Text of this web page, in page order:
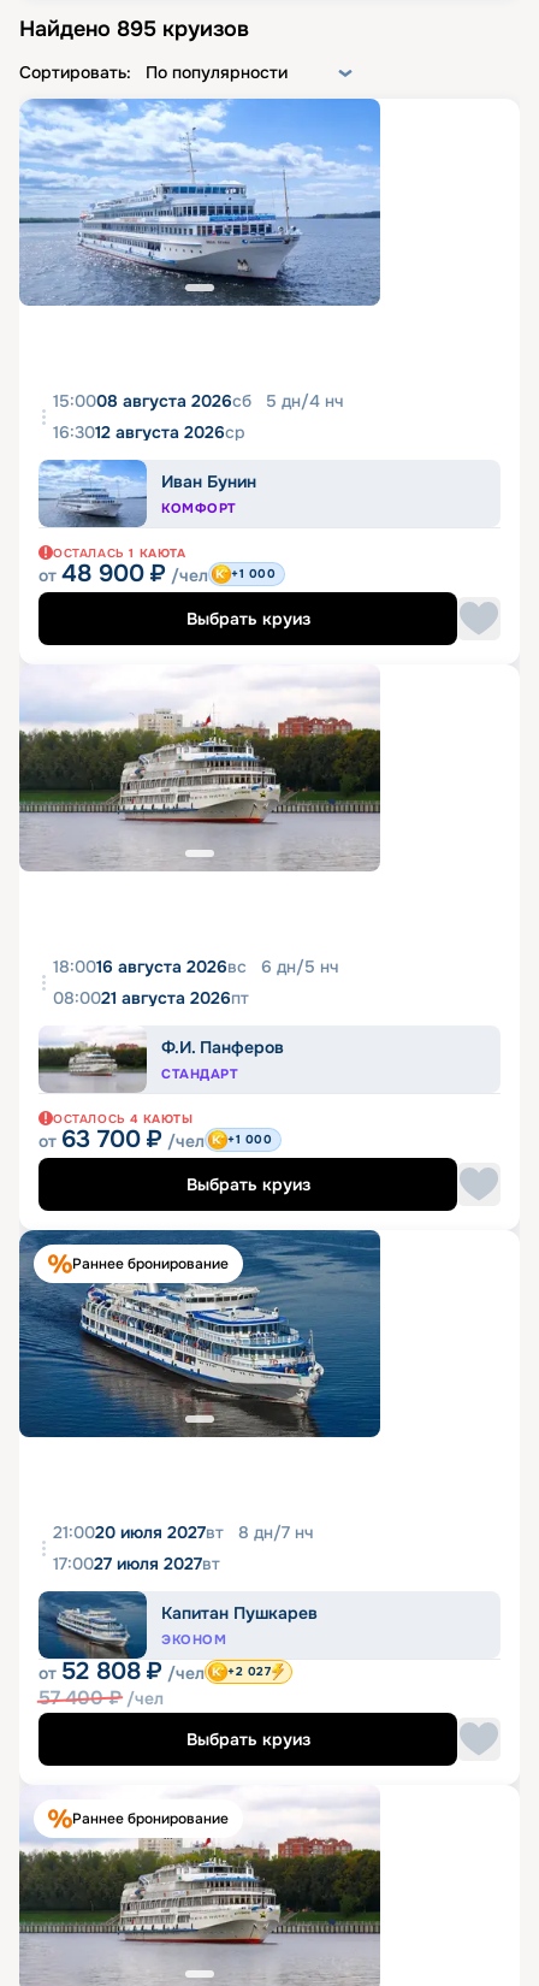
Найдено 895 круизов
Сортировать: По популярности
15:0008 августа 2026сб 5 дн/4 нч
16:3012 августа 2026ср
Иван Бунин
КОМФОРТ
ОСТАЛАСЬ 1 КАЮТА
от 48 900 ₽ /чел +1 000
Выбрать круиз
18:0016 августа 2026вс 6 дн/5 нч
08:0021 августа 2026пт
Ф.И. Панферов
СТАНДАРТ
ОСТАЛОСЬ 4 КАЮТЫ
от 63 700 ₽ /чел +1 000
Выбрать круиз
Раннее бронирование
21:0020 июля 2027вт 8 дн/7 нч
17:0027 июля 2027вт
Капитан Пушкарев
ЭКОНОМ
от 52 808 ₽ /чел
57 400₽ /чел
+2 027
Выбрать круиз
Раннее бронирование